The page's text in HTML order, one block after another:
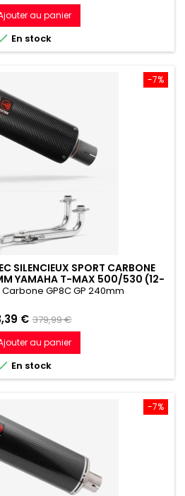
de
référence
au panier
En stock
-7%
SILENCIEUX SPORT CARBONE
YAMAHA T-MAX 500/530 (12-
17)
GP8C GP 240mm
€ Prix
de
référence
379,99 €
au panier
En stock
-7%